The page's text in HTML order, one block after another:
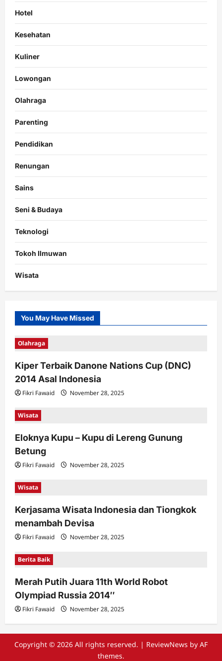
Hotel
Kesehatan
Kuliner
Lowongan
Olahraga
Parenting
Pendidikan
Renungan
Sains
Seni & Budaya
Teknologi
Tokoh Ilmuwan
Wisata
You May Have Missed
Olahraga
Kiper Terbaik Danone Nations Cup (DNC)
2014 Asal Indonesia
Fikri Fawaid November 28, 2025
Wisata
Eloknya Kupu – Kupu di Lereng Gunung
Betung
Fikri Fawaid November 28, 2025
Wisata
Kerjasama Wisata Indonesia dan Tiongkok
menambah Devisa
Fikri Fawaid November 28, 2025
Berita Baik
Merah Putih Juara 11th World Robot
Olympiad Russia 2014″
Fikri Fawaid November 28, 2025
Copyright © 2026 All rights reserved. | ReviewNews by AF
themes.